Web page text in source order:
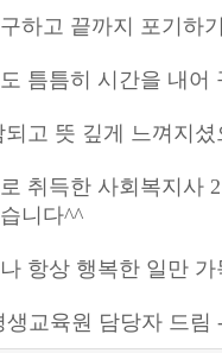
하고 끝까지 포기하
틈틈히 시간을 내
고 뜻 깊게 느껴지
취득한 사회복지사
니다^^
항상 행복한 일만
생교육원 담당자 드림